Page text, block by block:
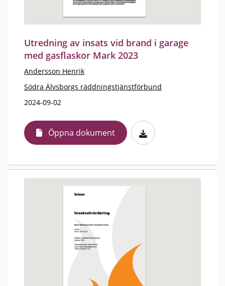
Utredning av insats vid brand i garage
med gasflaskor Mark 2023
Andersson Henrik
Södra Älvsborgs räddningstjänstförbund
2024-09-02
Öppna dokument